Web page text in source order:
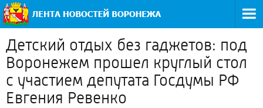
Детский отдых без гаджетов: под
Воронежем прошел круглый стол
с участием депутата Госдумы РФ
Евгения Ревенко